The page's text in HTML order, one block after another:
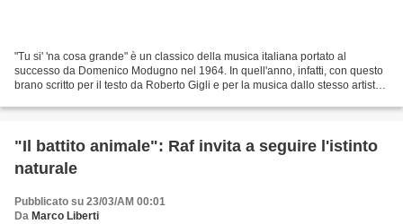
"Tu si' 'na cosa grande" è un classico della musica italiana portato al
successo da Domenico Modugno nel 1964. In quell'anno, infatti, con questo
brano scritto per il testo da Roberto Gigli e per la musica dallo stesso artista
"Il battito animale": Raf invita a seguire l'istinto
naturale
Pubblicato su 23/03/AM 00:01
Da Marco Liberti